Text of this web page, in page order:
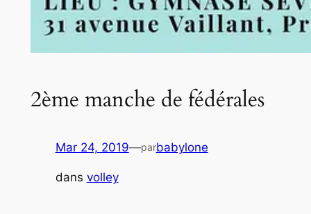
2ème manche de fédérales
Mar 24, 2019—parbabylone
dans volley